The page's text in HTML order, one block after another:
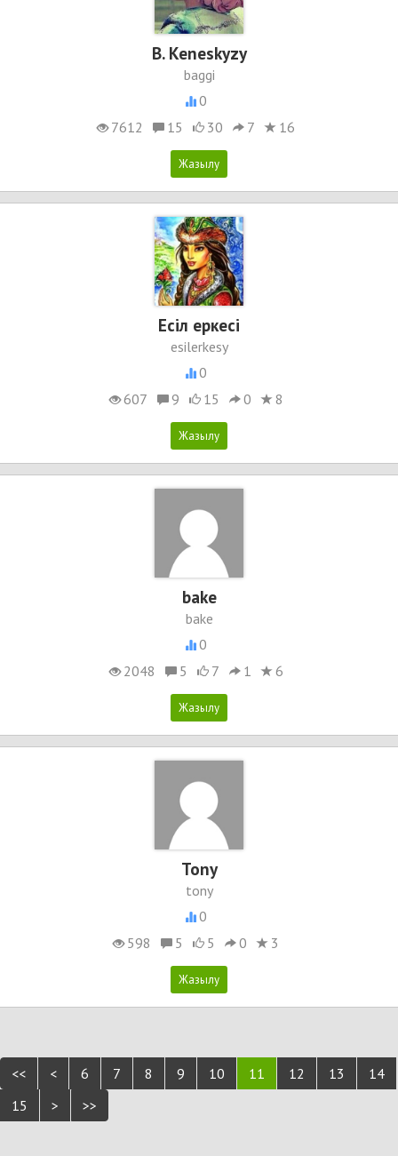
B. Keneskyzy
baggi
0
7612
15 30 7 16
Есіл еркесі
esilerkesy
0
607
9 15 0 8
bake
bake
0
2048
5 7 1 6
Tony
tony
0
598
5 5 0 3
<< < 6 7 8 9 10 11 12 13
14
15
> >>